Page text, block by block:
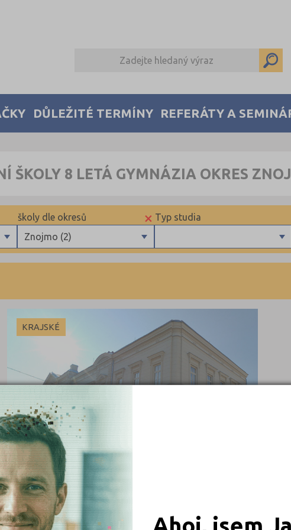
DŮLEŽITÉ TERMÍNY REFERÁTY A
ŠKOLY 8 LETÁ GYMNÁZIA OKRES
Typ studia
×
Znojmo (2)
školy dle okresů
Blansko (2)
Brno-město (13)
Brno-venkov (4)
Břeclav (5)
Česká Lípa (2)
České Budějovice (8)
Český Krumlov (1)
Děčín (4)
Domažlice (1)
Frýdek-Místek (2)
Havlíčkův Brod (3)
KRAJSKÉ